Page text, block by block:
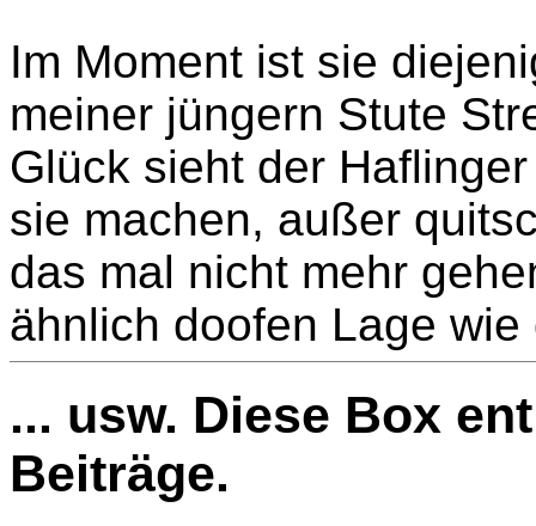
Im Moment ist sie
meiner jüngern Stute
Glück sieht der
sie machen, außer
das mal nicht mehr
ähnlich doofen Lage wie
... usw. Diese Box
Beiträge.